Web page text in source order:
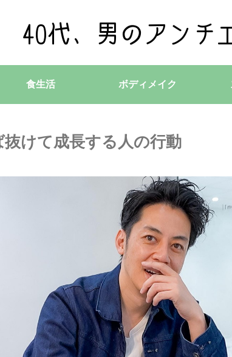
食生活 ボディメイク
けて成長する人の行動